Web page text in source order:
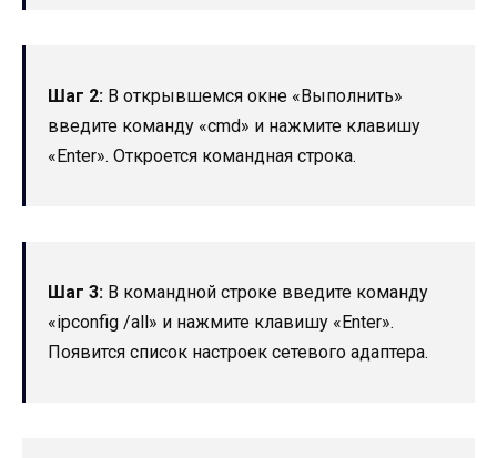
Шаг 2: В открывшемся окне «Выполнить»
введите команду «cmd» и нажмите клавишу
«Enter». Откроется командная строка.
Шаг 3: В командной строке введите команду
«ipconfig /all» и нажмите клавишу «Enter».
Появится список настроек сетевого адаптера.